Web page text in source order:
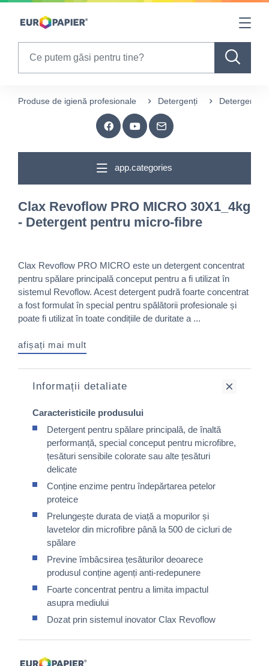
Table Of Content
Produse de igienă profesionale Detergenți Detergenți
app.categories
Clax Revoflow PRO MICRO 30X1_4kg
- Detergent pentru micro-fibre
Clax Revoflow PRO MICRO este un detergent concentrat
pentru spălare principală conceput pentru a fi utilizat în
sistemul Revoflow. Acest detergent pudră foarte concentrat
a fost formulat în special pentru spălătorii profesionale și
poate fi utilizat în toate condițiile de duritate a ...
afișați mai mult
Informații detaliate
Caracteristicile produsului
Detergent pentru spălare principală, de înaltă
performanță, special conceput pentru microfibre,
țesături sensibile colorate sau alte țesături
delicate
Conține enzime pentru îndepărtarea petelor
proteice
Prelungește durata de viață a mopurilor și
lavetelor din microfibre până la 500 de cicluri de
spălare
Previne îmbâcsirea țesăturilor deoarece
produsul conține agenți anti-redepunere
Foarte concentrat pentru a limita impactul
asupra mediului
Dozat prin sistemul inovator Clax Revoflow